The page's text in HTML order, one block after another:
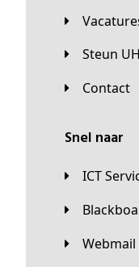
Steun
Contact
Snel naar
ICT